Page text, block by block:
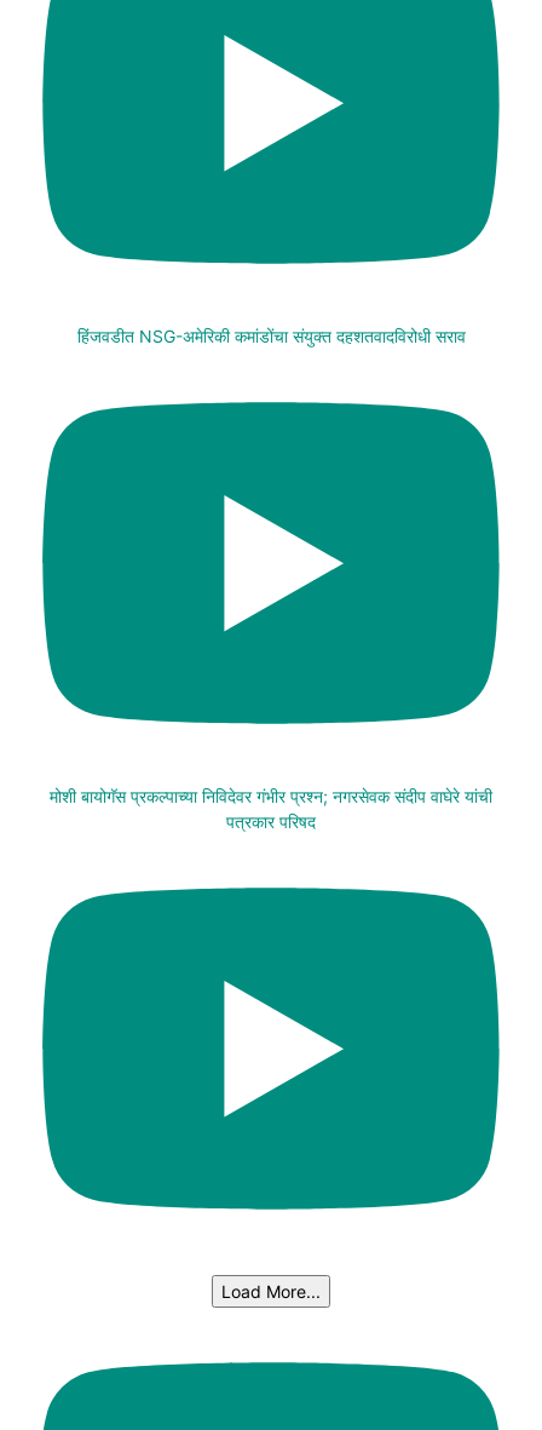
हिंजवडीत NSG-अमेरिकी कमांडोंचा संयुक्त दहशतवादविरोधी सराव
मोशी बायोगॅस प्रकल्पाच्या निविदेवर गंभीर प्रश्न; नगरसेवक संदीप वाघेरे यांची
पत्रकार परिषद
Load More...